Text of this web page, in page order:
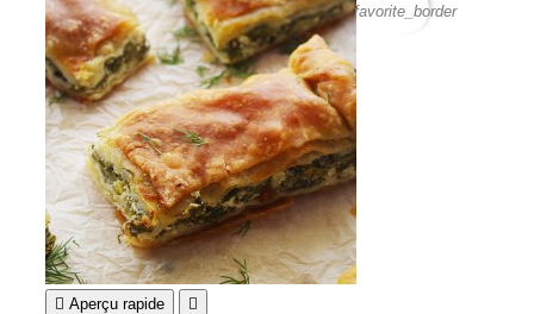
favorite_border
 Aperçu rapide 